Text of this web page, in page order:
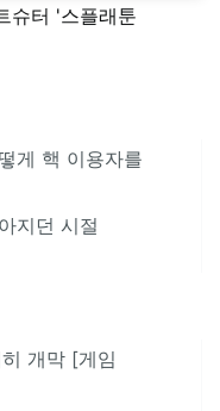
슈터 '스플래툰
게 핵 이용자를
지던 시절
히 개막 [게임